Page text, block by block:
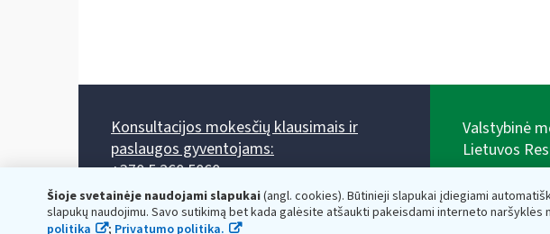
Šioje svetainėje naudojami slapukai(angl. cookies). Būtinieji slapukai įdiegiami
slapukų naudojimu. Savo sutikimą bet kada galėsite atšaukti pakeisdami interneto
politika
; Privatumo politika.
Konsultacijos mokesčių klausimais ir
paslaugos gyventojams:
+370 5 260 5060
Darbo laikas: I-IV 8.00-17.00, V 8.00-15.45.
Prieššventinę dieną - viena valanda trumpiau.
Kiekvieno mėnesio antrą penktadienį 8.00 val. - 12.00 val.
Valstybinė
Lietuvos
adresas: Vasario
el.paštas: